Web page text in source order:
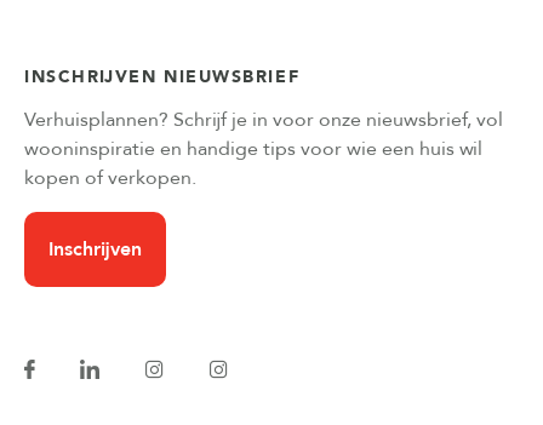
INSCHRIJVEN NIEUWSBRIEF
Verhuisplannen? Schrijf je in voor onze nieuwsbrief, vol
wooninspiratie en handige tips voor wie een huis wil
kopen of verkopen.
Inschrijven